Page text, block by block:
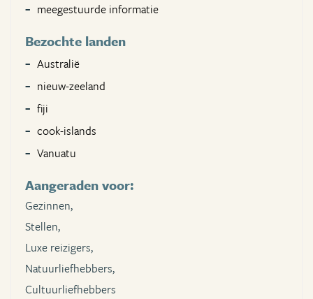
meegestuurde informatie
Bezochte landen
Australië
nieuw-zeeland
fiji
cook-islands
Vanuatu
Aangeraden voor:
Gezinnen,
Stellen,
Luxe reizigers,
Natuurliefhebbers,
Cultuurliefhebbers